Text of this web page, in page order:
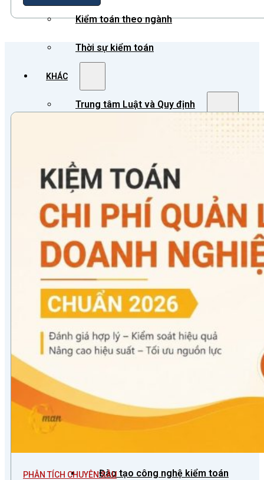
Kiểm toán theo ngành
Thời sự kiểm toán
KHÁC
Trung tâm Luật và Quy định
Chuẩn mực kiểm toán Việt Nam
Luật thuế Việt Nam
Luật và quy định xây dựng
Quản lý nhà nước về kiểm toán
Hỗ trợ công nghệ Kiểm toán
Phần mềm kiểm toán
Kiểm toán số (Digital Audit)
AI và Machine Learning
Đào tạo công nghệ kiểm toán
PHÂN TÍCH CHUYÊN SÂU